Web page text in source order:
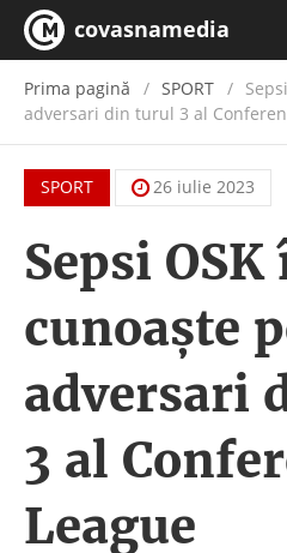
covasnamedia
Prima pagină SPORT
adversari din turul 3 al
SPORT 26 iulie 2023
Sepsi OSK
cunoaște
adversari
3 al
League